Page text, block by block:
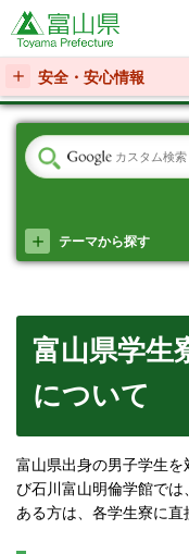
富山県
安全・安心情報
テーマから探す
富山県学生
について
富山県出身の男子学生
び石川富山明倫学館で
ある方は、各学生寮に直